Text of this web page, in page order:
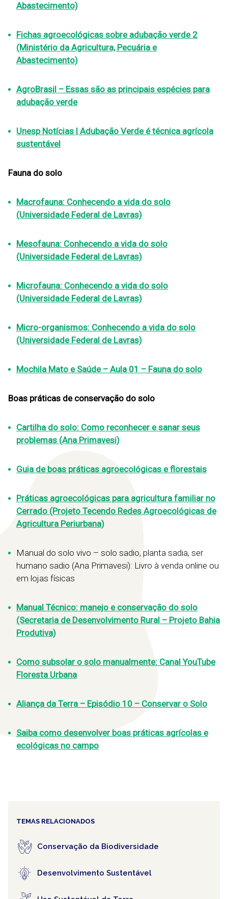
Abastecimento)
Fichas agroecológicas sobre adubação verde 2
(Ministério da Agricultura, Pecuária e
Abastecimento)
AgroBrasil – Essas são as principais espécies para
adubação verde
Unesp Notícias | Adubação Verde é técnica agrícola
sustentável
Fauna do solo
Macrofauna: Conhecendo a vida do solo
(Universidade Federal de Lavras)
Mesofauna: Conhecendo a vida do solo
(Universidade Federal de Lavras)
Microfauna: Conhecendo a vida do solo
(Universidade Federal de Lavras)
Micro-organismos: Conhecendo a vida do solo
(Universidade Federal de Lavras)
Mochila Mato e Saúde – Aula 01 – Fauna do solo
Boas práticas de conservação do solo
Cartilha do solo: Como reconhecer e sanar seus
problemas (Ana Primavesi)
Guia de boas práticas agroecológicas e florestais
Práticas agroecológicas para agricultura familiar no
Cerrado (Projeto Tecendo Redes Agroecológicas de
Agricultura Periurbana)
Manual do solo vivo – solo sadio, planta sadia, ser
humano sadio (Ana Primavesi): Livro à venda online ou
em lojas físicas
Manual Técnico: manejo e conservação do solo
(Secretaria de Desenvolvimento Rural – Projeto Bahia
Produtiva)
Como subsolar o solo manualmente: Canal YouTube
Floresta Urbana
Aliança da Terra – Episódio 10 – Conservar o Solo
Saiba como desenvolver boas práticas agrícolas e
ecológicas no campo
TEMAS RELACIONADOS
Conservação da Biodiversidade
Desenvolvimento Sustentável